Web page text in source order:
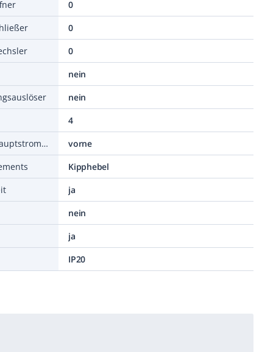
0
0
0
nein
nein
4
Position des Anschlusses für Hauptstromkreis
vorne
Kipphebel
ja
nein
ja
IP20